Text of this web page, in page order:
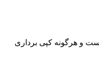
و هرگونه کپی برداری